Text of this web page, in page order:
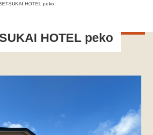
HOTEL peko
HOTEL peko